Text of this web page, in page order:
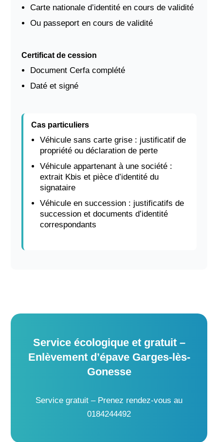
Carte nationale d’identité en cours de validité
Ou passeport en cours de validité
Certificat de cession
Document Cerfa complété
Daté et signé
Cas particuliers
Véhicule sans carte grise : justificatif de
propriété ou déclaration de perte
Véhicule appartenant à une société :
extrait Kbis et pièce d’identité du
signataire
Véhicule en succession : justificatifs de
succession et documents d’identité
correspondants
Service écologique et gratuit –
Enlèvement d’épave Garges-lès-
Gonesse
Service gratuit – Prenez rendez-vous au
0184244492